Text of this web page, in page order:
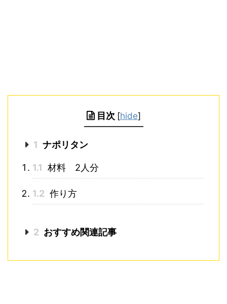
目次 [hide]
1 ナポリタン
1.1 材料 2人分
1.2 作り方
2 おすすめ関連記事